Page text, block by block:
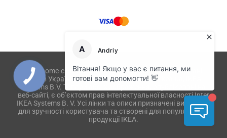
Сайт home-club.com.ua не має відношення до компанії
IKEA в Україні і не пов'язаний з ikea.com, ikea.ua, IKEA
Systems B.V. Товари або їх зображення, опубліковані на
веб-сайті, є об’єктом прав інтелектуальної власності Inter
IKEA Systems B. V. Усі лінки та описи призначені виключно
для зручності користувача та створені для популяризації
продукції IKEA.